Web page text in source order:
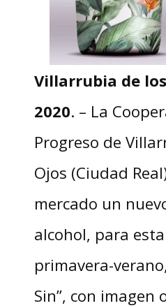
Villarrubia de
2020. – La
Progreso de
Ojos (Ciudad
mercado un
alcohol, para
primavera-
Sin”, con imagen